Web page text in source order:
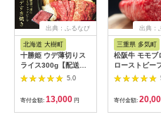
出典：ふるなび
北海道 大樹町
十勝姫 ウデ薄切りス
ライス300g【配送不
可地域：離島】
【1397674】
5.0
寄付金額: 13,000 円
出典：
三重県 多気町
松阪牛 モモブ
ローストビー
500g 国産牛
ランド牛
畜・畜産物 農
HACCP認証農
肉 高級 人気
寄付金額: